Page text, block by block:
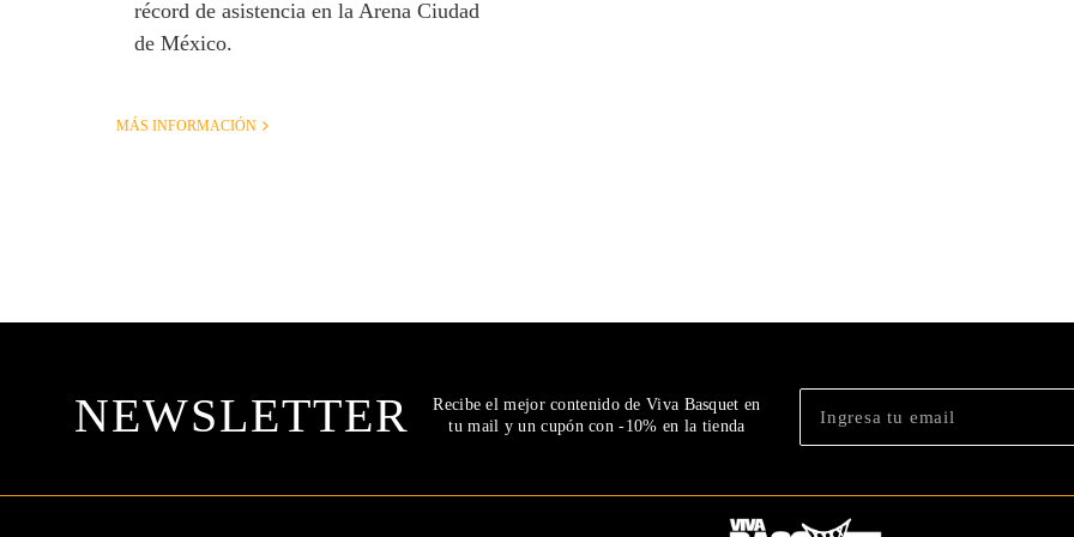
récord de asistencia en la Arena Ciudad
de México.
MÁS INFORMACIÓN
NEWSLETTER
Recibe el mejor contenido de Viva Basquet en
tu mail y un cupón con -10% en la tienda